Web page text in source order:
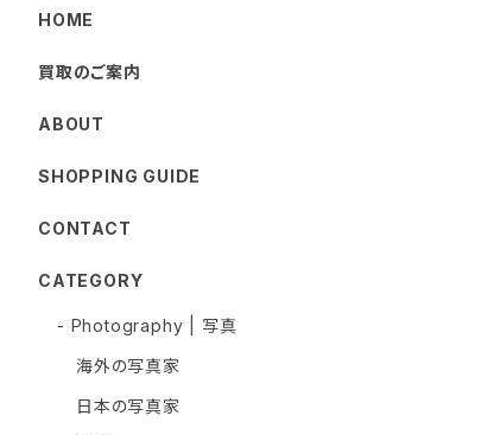
HOME
買取のご案内
ABOUT
SHOPPING GUIDE
CONTACT
CATEGORY
- Photography | 写真
海外の写真家
日本の写真家